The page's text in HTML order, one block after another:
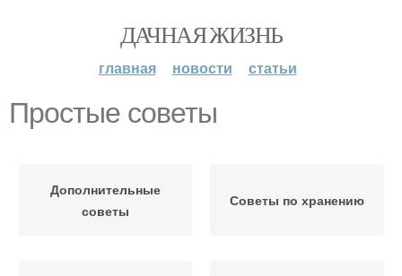
ДАЧНАЯ ЖИЗНЬ
главная новости статьи
Простые советы
Дополнительные
советы
Советы по хранению